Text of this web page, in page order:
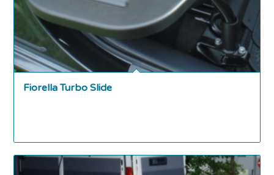
Fiorella Turbo Slide